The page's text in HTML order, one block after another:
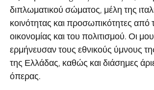
διπλωματικού σώματος, μέλη της
κοινότητας και προσωπικότητες από
οικονομίας και του πολιτισμού. Οι
ερμήνευσαν τους εθνικούς ύμνους
της Ελλάδας, καθώς και διάσημες
όπερας.